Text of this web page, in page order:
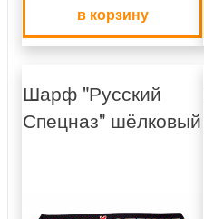
в корзину
Шарф "Русский
Спецназ" шёлковый